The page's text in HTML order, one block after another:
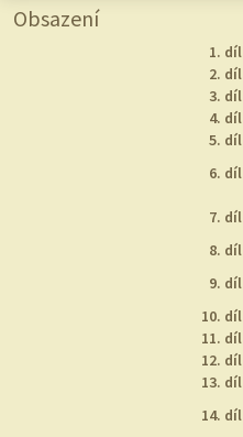
Obsazení
1. díl
2. díl
3. díl
4. díl
5. díl
6. díl
7. díl
8. díl
9. díl
10. díl
11. díl
12. díl
13. díl
14. díl